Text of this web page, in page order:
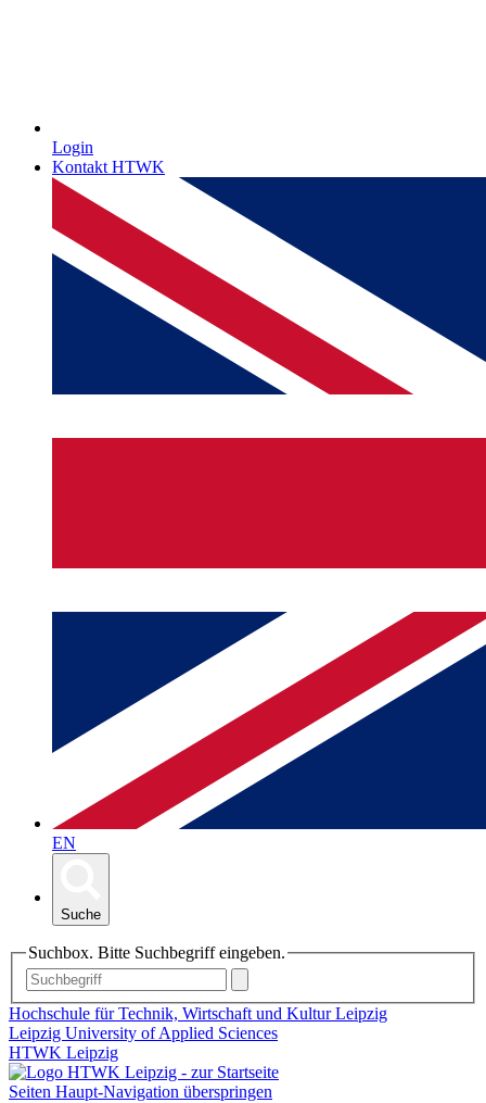
Login
Kontakt HTWK
EN
Suche
Suchbox. Bitte Suchbegriff eingeben.
Hochschule für Technik, Wirtschaft und Kultur Leipzig
Leipzig University of Applied Sciences
HTWK Leipzig
Seiten Haupt-Navigation überspringen